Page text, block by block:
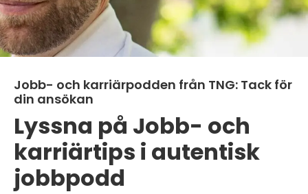
Jobb- och karriärpodden från TNG: Tack för
din ansökan
Lyssna på Jobb- och
karriärtips i autentisk
jobbpodd